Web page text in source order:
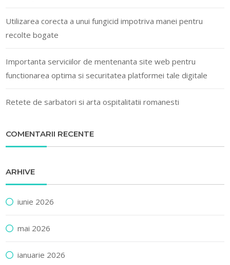
Utilizarea corecta a unui fungicid impotriva manei pentru
recolte bogate
Importanta serviciilor de mentenanta site web pentru
functionarea optima si securitatea platformei tale digitale
Retete de sarbatori si arta ospitalitatii romanesti
COMENTARII RECENTE
ARHIVE
iunie 2026
mai 2026
ianuarie 2026